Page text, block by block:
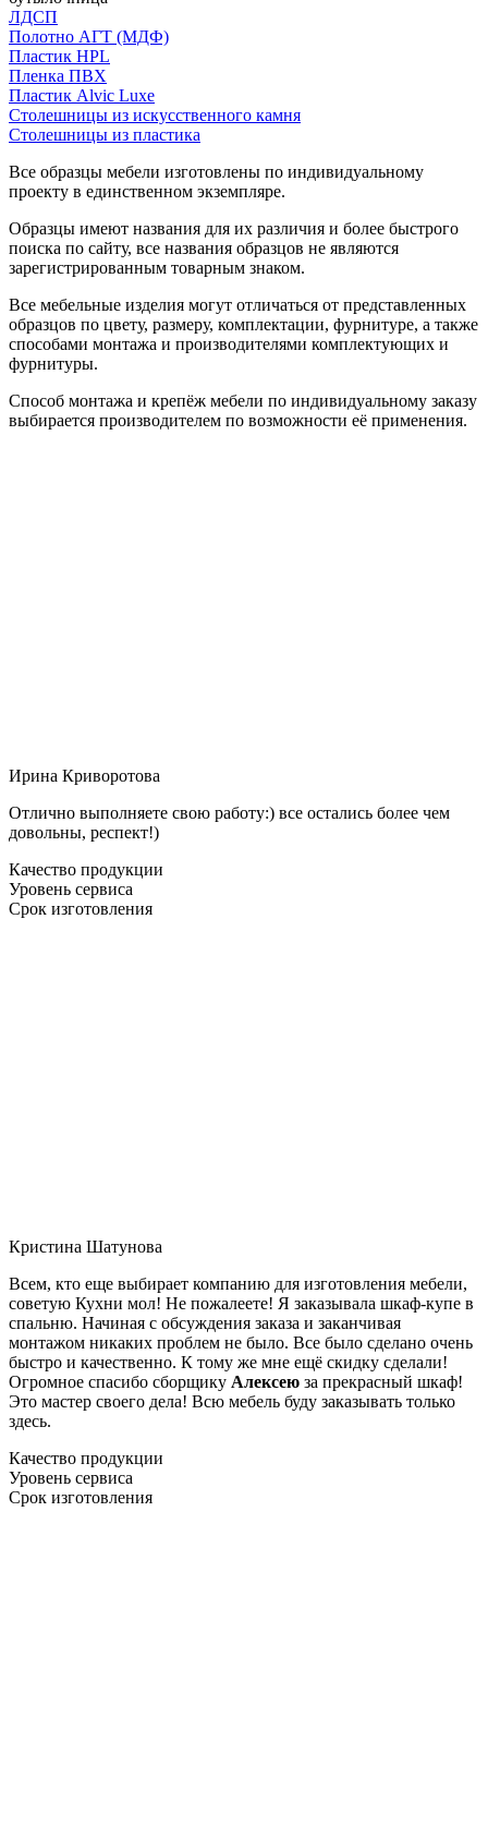
ЛДСП
Полотно АГТ (МДФ)
Пластик HPL
Пленка ПВХ
Пластик Alvic Luxe
Столешницы из искусственного камня
Столешницы из пластика
Все образцы мебели изготовлены по индивидуальному
проекту в единственном экземпляре.
Образцы имеют названия для их различия и более быстрого
поиска по сайту, все названия образцов не являются
зарегистрированным товарным знаком.
Все мебельные изделия могут отличаться от представленных
образцов по цвету, размеру, комплектации, фурнитуре, а также
способами монтажа и производителями комплектующих и
фурнитуры.
Способ монтажа и крепёж мебели по индивидуальному заказу
выбирается производителем по возможности её применения.
Ирина Криворотова
Отлично выполняете свою работу:) все остались более чем
довольны, респект!)
Качество продукции
Уровень сервиса
Срок изготовления
Кристина Шатунова
Всем, кто еще выбирает компанию для изготовления мебели,
советую Кухни мол! Не пожалеете! Я заказывала шкаф-купе в
спальню. Начиная с обсуждения заказа и заканчивая
монтажом никаких проблем не было. Все было сделано очень
быстро и качественно. К тому же мне ещё скидку сделали!
Огромное спасибо сборщику Алексею за прекрасный шкаф!
Это мастер своего дела! Всю мебель буду заказывать только
здесь.
Качество продукции
Уровень сервиса
Срок изготовления